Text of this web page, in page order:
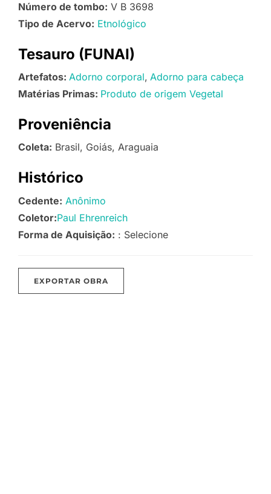
Número de tombo: V B 3698
Tipo de Acervo: Etnológico
Tesauro (FUNAI)
Artefatos: Adorno corporal Adorno para cabeça
Matérias Primas: Produto de origem Vegetal
Proveniência
Coleta: Brasil, Goiás, Araguaia
Histórico
Cedente: Anônimo
Coletor:Paul Ehrenreich
Forma de Aquisição: : Selecione
EXPORTAR OBRA